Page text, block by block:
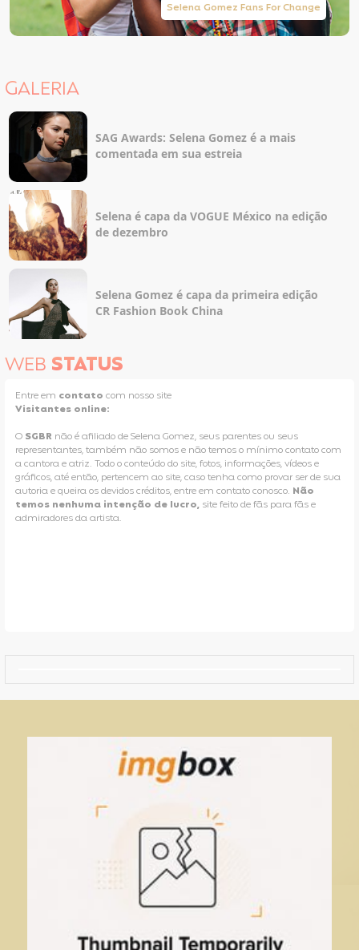
Selena Gomez Fans For Change
GALERIA
SAG Awards: Selena Gomez é a mais
comentada em sua estreia
Selena é capa da VOGUE México na edição
de dezembro
Selena Gomez é capa da primeira edição
CR Fashion Book China
WEB STATUS
Entre em contato com nosso site
Visitantes online:
O SGBR não é afiliado de Selena Gomez, seus parentes ou seus
representantes, também não somos e não temos o mínimo contato com
a cantora e atriz. Todo o conteúdo do site, fotos, informações, vídeos e
gráficos, até então, pertencem ao site, caso tenha como provar ser de sua
autoria e queira os devidos créditos, entre em contato conosco. Não
temos nenhuma intenção de lucro, site feito de fãs para fãs e
admiradores da artista.